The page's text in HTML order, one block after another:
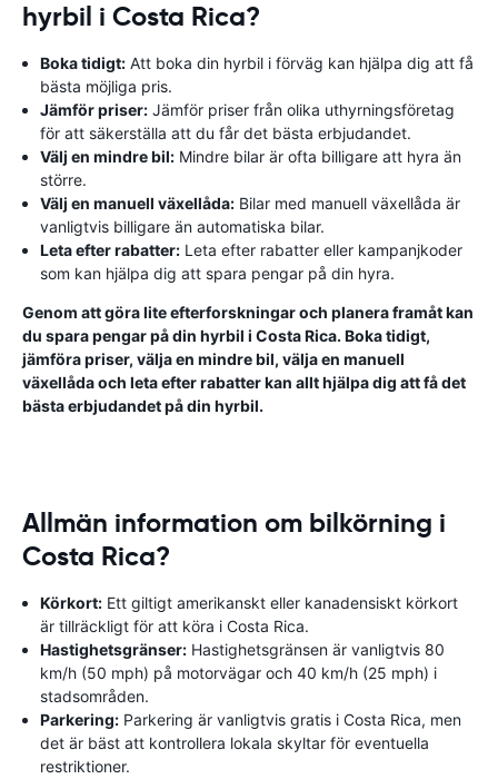
hyrbil i Costa Rica?
Boka tidigt: Att boka din hyrbil i förväg kan hjälpa dig att få
bästa möjliga pris.
Jämför priser: Jämför priser från olika uthyrningsföretag
för att säkerställa att du får det bästa erbjudandet.
Välj en mindre bil: Mindre bilar är ofta billigare att hyra än
större.
Välj en manuell växellåda: Bilar med manuell växellåda är
vanligtvis billigare än automatiska bilar.
Leta efter rabatter: Leta efter rabatter eller kampanjkoder
som kan hjälpa dig att spara pengar på din hyra.
Genom att göra lite efterforskningar och planera framåt kan
du spara pengar på din hyrbil i Costa Rica. Boka tidigt,
jämföra priser, välja en mindre bil, välja en manuell
växellåda och leta efter rabatter kan allt hjälpa dig att få det
bästa erbjudandet på din hyrbil.
Allmän information om bilkörning i
Costa Rica?
Körkort: Ett giltigt amerikanskt eller kanadensiskt körkort
är tillräckligt för att köra i Costa Rica.
Hastighetsgränser: Hastighetsgränsen är vanligtvis 80
km/h (50 mph) på motorvägar och 40 km/h (25 mph) i
stadsområden.
Parkering: Parkering är vanligtvis gratis i Costa Rica, men
det är bäst att kontrollera lokala skyltar för eventuella
restriktioner.